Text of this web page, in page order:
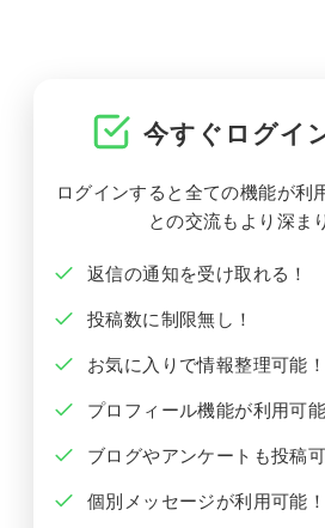
今すぐログイ
ログインすると全ての機能が利
との交流もより深ま
返信の通知を受け取れる！
投稿数に制限無し！
お気に入りで情報整理可能！
プロフィール機能が利用可能
ブログやアンケートも投稿
個別メッセージが利用可能！